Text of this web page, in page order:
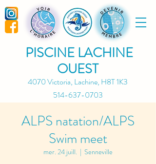
PISCINE LACHINE
OUEST
4070 Victoria, Lachine, H8T 1K3
514-637-0703
ALPS natation/ALPS
Swim meet
mer. 24 juill.
  |
Senneville